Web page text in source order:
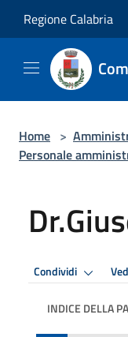
Regione Calabria
Home >
Personale
Condividi
INDICE DELLA